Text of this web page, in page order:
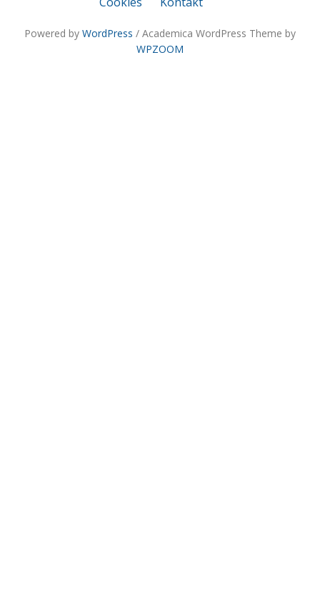
Powered by WordPress / Academica WordPress Theme by
WPZOOM